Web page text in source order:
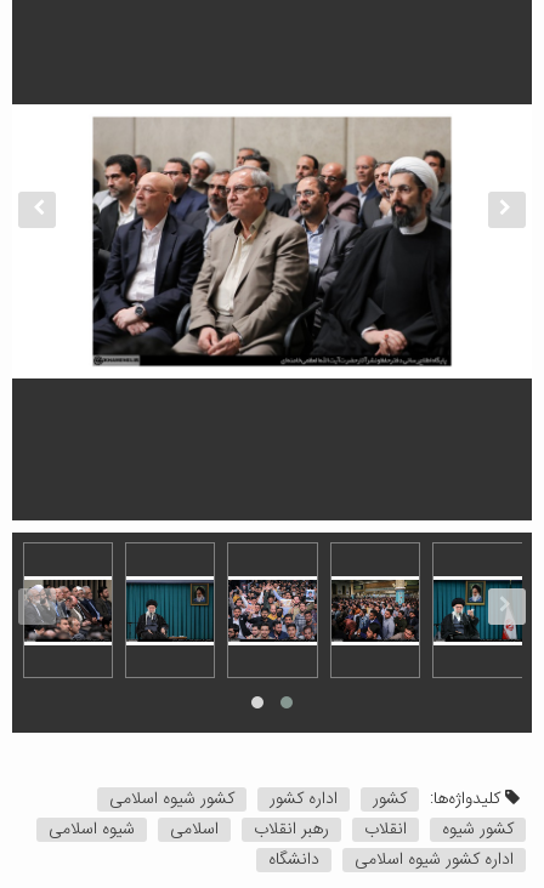
کلیدواژه‌ها: کشور اداره کشور
کشور شیوه اسلامی
کشور شیوه
انقلاب رهبر انقلاب اسلامی
شیوه اسلامی
اداره کشور شیوه اسلامی
دانشگاه